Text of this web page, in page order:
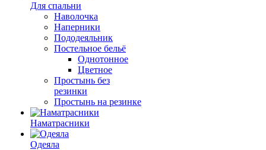
Для спальни
Наволочка
Наперники
Пододеяльник
Постельное бельё
Однотонное
Цветное
Простынь без
резинки
Простынь на резинке
Наматрасники
Одеяла